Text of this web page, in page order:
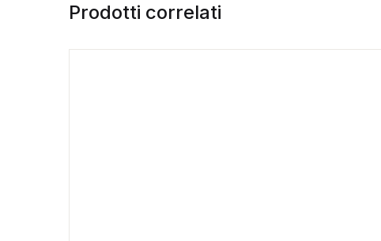
Prodotti correlati